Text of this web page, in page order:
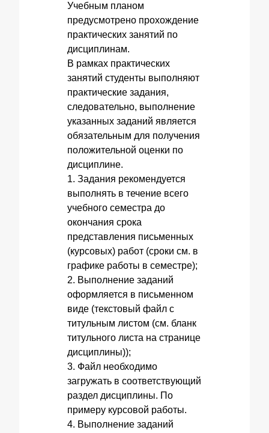
Учебным планом
предусмотрено прохождение
практических занятий по
дисциплинам.
В рамках практических
занятий студенты выполняют
практические задания,
следовательно, выполнение
указанных заданий является
обязательным для получения
положительной оценки по
дисциплине.
1. Задания рекомендуется
выполнять в течение всего
учебного семестра до
окончания срока
представления письменных
(курсовых) работ (сроки см. в
графике работы в семестре);
2. Выполнение заданий
оформляется в письменном
виде (текстовый файл с
титульным листом (см. бланк
титульного листа на странице
дисциплины));
3. Файл необходимо
загружать в соответствующий
раздел дисциплины. По
примеру курсовой работы.
4. Выполнение заданий